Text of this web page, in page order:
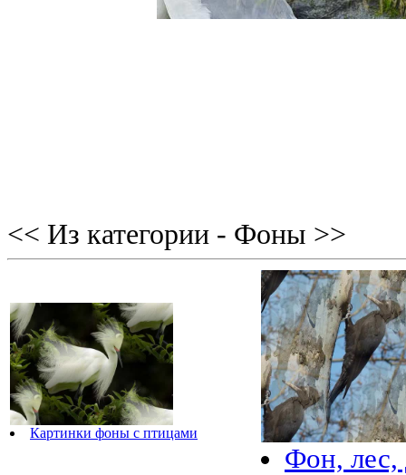
<< Из категории - Фоны >>
Картинки фоны с птицами
Фон, лес,